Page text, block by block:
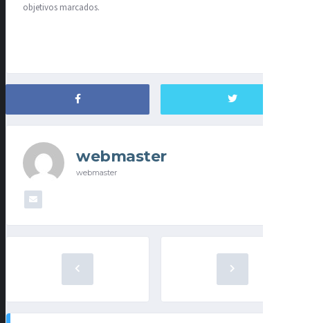
objetivos marcados.
webmaster
webmaster